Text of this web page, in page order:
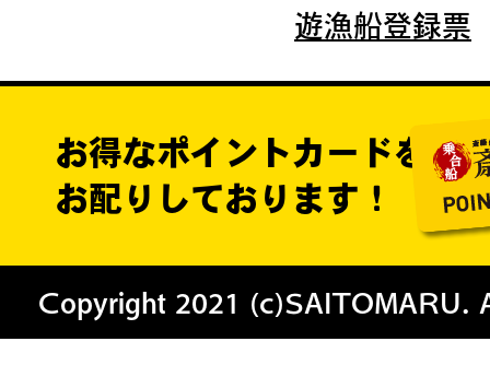
遊漁船登録票
お得なポイントカードを
お配りしております！
Copyright 2021 (c)SAITOMARU.